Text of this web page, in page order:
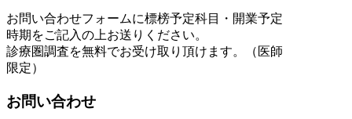
お問い合わせフォームに標榜予定科目・開業予定
時期をご記入の上お送りください。
診療圏調査を無料でお受け取り頂けます。（医師
限定）
お問い合わせ